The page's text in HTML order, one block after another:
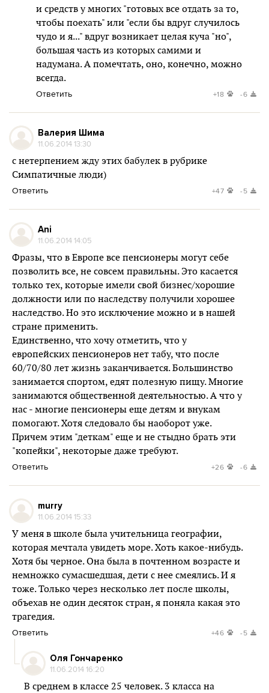
и средств у многих "готовых все отдать за то,
чтобы поехать" или "если бы вдруг случилось
чудо и я..." вдруг возникает целая куча "но",
большая часть из которых самими и
надумана. А помечтать, оно, конечно, можно
всегда.
Ответить +18 -6
Валерия Шима
11.06.2014 13:30
с нетерпением жду этих бабулек в рубрике
Симпатичные люди)
Ответить +47 -5
Ani
11.06.2014 14:05
Фразы, что в Европе все пенсионеры могут себе
позволить все, не совсем правильны. Это касается
только тех, которые имели свой бизнес/хорошие
должности или по наследству получили хорошее
наследство. Но это исключение можно и в нашей
стране применить.
Единственно, что хочу отметить, что у
европейских пенсионеров нет табу, что после
60/70/80 лет жизнь заканчивается. Большинство
занимается спортом, едят полезную пищу. Многие
занимаются общественной деятельностью. А что у
нас - многие пенсионеры еще детям и внукам
помогают. Хотя следовало бы наоборот уже.
Причем этим "деткам" еще и не стыдно брать эти
"копейки", некоторые даже требуют.
Ответить +26 -6
murrу
11.06.2014 15:33
У меня в школе была учительница географии,
которая мечтала увидеть море. Хоть какое-нибудь.
Хотя бы черное. Она была в почтенном возрасте и
немножко сумасшедшая, дети с нее смеялись. И я
тоже. Только через несколько лет после школы,
объехав не один десяток стран, я поняла какая это
трагедия.
Ответить +46 -5
Оля Гончаренко
11.06.2014 16:20
В среднем в классе 25 человек. 3 класса на